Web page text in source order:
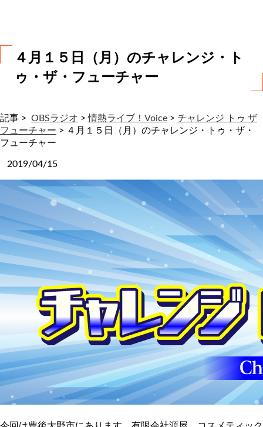
４月１５日（月）のチャレンジ・ト
ゥ・ザ・フューチャー
記事 > OBSラジオ >情熱ライブ！Voice > チャレンジ トゥ ザ
フューチャー > ４月１５日（月）のチャレンジ・トゥ・ザ・
フューチャー
2019/04/15